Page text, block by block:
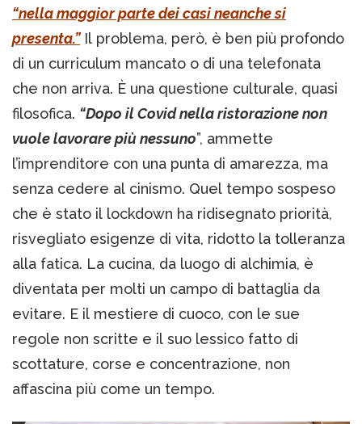
“nella maggior parte dei casi neanche si
presenta.”Il problema, però, è ben più profondo
di un curriculum mancato o di una telefonata
che non arriva. È una questione culturale, quasi
filosofica. “Dopo il Covid nella ristorazione non
vuole lavorare più nessuno”, ammette
l’imprenditore con una punta di amarezza, ma
senza cedere al cinismo. Quel tempo sospeso
che è stato il lockdown ha ridisegnato priorità,
risvegliato esigenze di vita, ridotto la tolleranza
alla fatica. La cucina, da luogo di alchimia, è
diventata per molti un campo di battaglia da
evitare. E il mestiere di cuoco, con le sue
regole non scritte e il suo lessico fatto di
scottature, corse e concentrazione, non
affascina più come un tempo.